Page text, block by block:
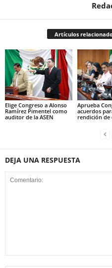
Artículos
Elige Congreso a Alonso
Ramírez Pimentel como
auditor de la ASEN
Aprueba
acuerdos
rendición de
DEJA UNA RESPUESTA